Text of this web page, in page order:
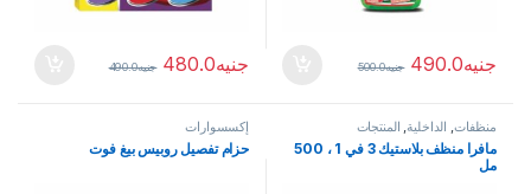
جنيه490.0 جنيه500.0 جنيه480.0 جنيه490.0
منظفات, الداخلية, المنتجات
مافرا منظف بلاستيك 3 في 1 ، 500
مل
إكسسوارات
حزام تفصيل روبيس بيغ فوت